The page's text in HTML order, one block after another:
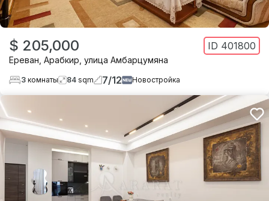
$ 205,000 ID 401800
Ереван Арабкир улица Амбарцумяна
3 комнаты 84 sqm 7/12 Новостройка